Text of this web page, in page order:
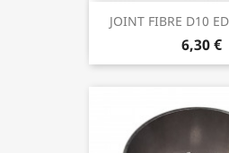
JOINT FIBRE D10
6,30 €